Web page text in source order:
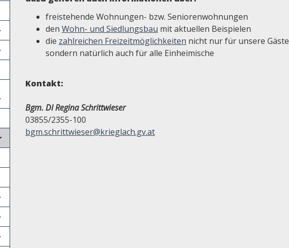
freistehende Wohnungen- bzw. Seniorenwohnungen
den Wohn- und Siedlungsbau mit aktuellen Beispielen
die zahlreichen Freizeitmöglichkeiten nicht nur für unsere Gäste
sondern natürlich auch für alle Einheimische
Kontakt:
Bgm. DI Regina Schrittwieser
03855/2355-100
bgm.schrittwieser@krieglach.gv.at